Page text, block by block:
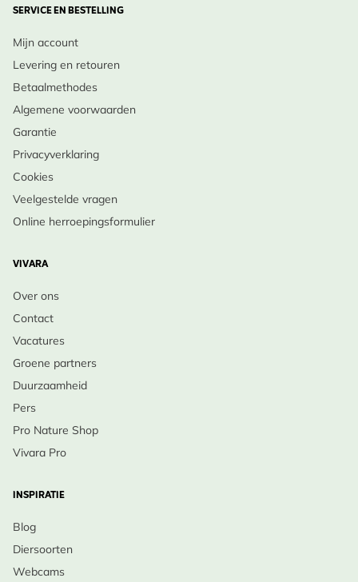
SERVICE EN BESTELLING
Mijn account
Levering en retouren
Betaalmethodes
Algemene voorwaarden
Garantie
Privacyverklaring
Cookies
Veelgestelde vragen
Online herroepingsformulier
VIVARA
Over ons
Contact
Vacatures
Groene partners
Duurzaamheid
Pers
Pro Nature Shop
Vivara Pro
INSPIRATIE
Blog
Diersoorten
Webcams